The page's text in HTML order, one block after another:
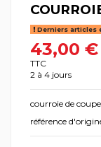
Derniers articles
43,00 €
TTC
2 à 4 jours
courroie de
référence